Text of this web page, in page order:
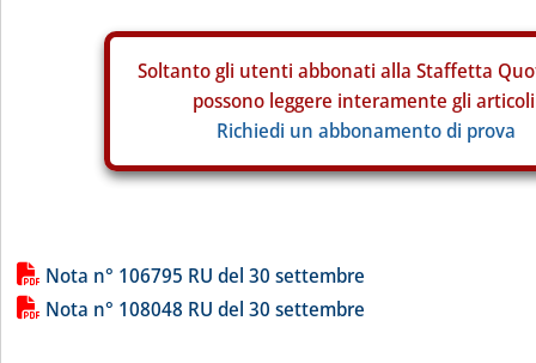
Soltanto gli utenti abbonati alla Staffetta
possono leggere interamente gli
Richiedi un abbonamento di prova
Lista allegati PDF alla notizia
Nota n° 106795 RU del 30 settembre
Nota n° 108048 RU del 30 settembre